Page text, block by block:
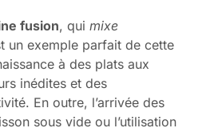
fusion, qui mixe
un exemple parfait de cette
à des plats aux
inédites et des
En outre, l’arrivée des
sous vide ou l’utilisation